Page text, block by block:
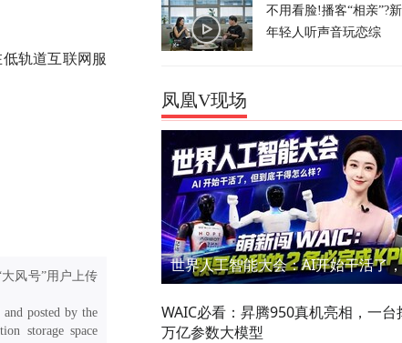
轨道互联网服
风号”用户上传
posted by the
storage space
不用看脸!播客“相亲”?
年轻人听声音玩恋综
凤凰V现场
WAIC必看：昇腾950真机亮相，一台
万亿参数大模型